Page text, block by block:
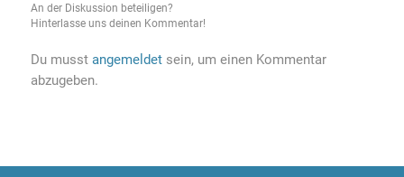
An der Diskussion beteiligen?
Hinterlasse uns deinen Kommentar!
Du musst angemeldetsein, um einen Kommentar
abzugeben.